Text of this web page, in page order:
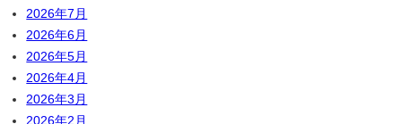
2026年7月
2026年6月
2026年5月
2026年4月
2026年3月
2026年2月